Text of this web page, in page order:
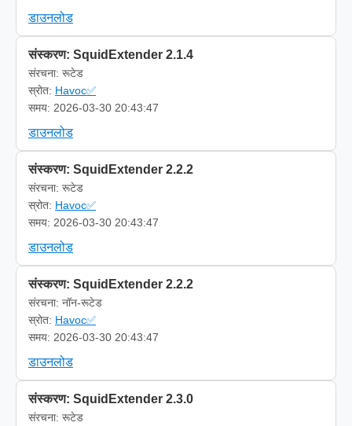
डाउनलोड
संस्करण: SquidExtender 2.1.4
संरचना: रूटेड
स्रोत: Havoc✅
समय: 2026-03-30 20:43:47
डाउनलोड
संस्करण: SquidExtender 2.2.2
संरचना: रूटेड
स्रोत: Havoc✅
समय: 2026-03-30 20:43:47
डाउनलोड
संस्करण: SquidExtender 2.2.2
संरचना: नॉन-रूटेड
स्रोत: Havoc✅
समय: 2026-03-30 20:43:47
डाउनलोड
संस्करण: SquidExtender 2.3.0
संरचना: रूटेड